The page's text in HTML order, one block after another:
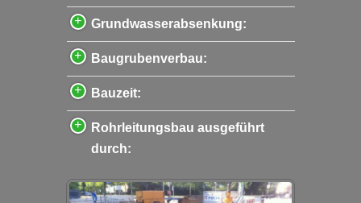
Grundwasserabsenkung:
Baugrubenverbau:
Bauzeit:
Rohrleitungsbau ausgeführt
durch: